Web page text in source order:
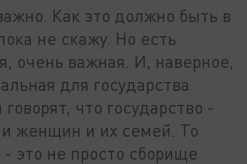
Как это должно быть в
не скажу. Но есть
очень важная. И, наверное,
для государства.
что государство -
женщин и их семей. То
- это не просто сборище